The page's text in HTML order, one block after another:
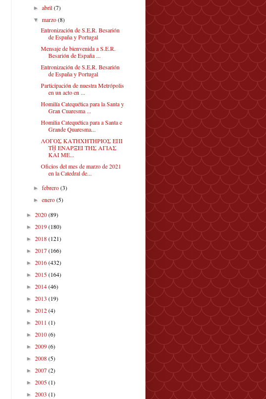
►abril(7)
▼marzo(8)
Entronización de S.E.R. Besarión
de España y Portugal
Mensaje de bienvenida a S.E.R.
Besarión de España ...
Entronización de S.E.R. Besarión
de España y Portugal
Participación de nuestra Metrópolis
en un acto en ...
Homilía Catequética para la Santa y
Gran Cuaresma ...
Homilia Catequética para a Santa e
Grande Quaresma...
ΛΟΓΟΣ ΚΑΤΗΧΗΤΗΡΙΟΣ ΕΠΙ
Τῌ ΕΝΑΡΞΕΙ ΤΗΣ ΑΓΙΑΣ
ΚΑΙ ΜΕ...
Oficios del mes de marzo de 2021
en la Catedral de...
►febrero(3)
►enero(5)
► 2020(89)
► 2019(180)
► 2018(121)
► 2017(166)
► 2016(432)
► 2015(164)
► 2014(46)
► 2013 (19)
► 2012(4)
► 2011 (1)
► 2010(6)
► 2009(6)
► 2008(5)
► 2007(2)
► 2005(1)
► 2003 (1)